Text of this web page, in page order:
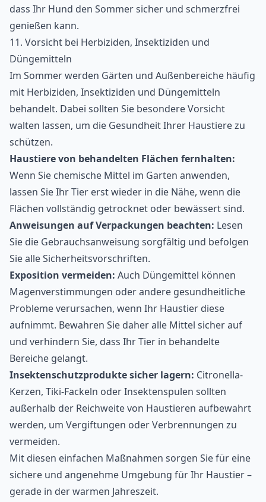
dass Ihr Hund den Sommer sicher und schmerzfrei
genießen kann.
11. Vorsicht bei Herbiziden, Insektiziden und
Düngemitteln
Im Sommer werden Gärten und Außenbereiche häufig
mit Herbiziden, Insektiziden und Düngemitteln
behandelt. Dabei sollten Sie besondere Vorsicht
walten lassen, um die Gesundheit Ihrer Haustiere zu
schützen.
Haustiere von behandelten Flächen fernhalten:
Wenn Sie chemische Mittel im Garten anwenden,
lassen Sie Ihr Tier erst wieder in die Nähe, wenn die
Flächen vollständig getrocknet oder bewässert sind.
Anweisungen auf Verpackungen beachten: Lesen
Sie die Gebrauchsanweisung sorgfältig und befolgen
Sie alle Sicherheitsvorschriften.
Exposition vermeiden: Auch Düngemittel können
Magenverstimmungen oder andere gesundheitliche
Probleme verursachen, wenn Ihr Haustier diese
aufnimmt. Bewahren Sie daher alle Mittel sicher auf
und verhindern Sie, dass Ihr Tier in behandelte
Bereiche gelangt.
Insektenschutzprodukte sicher lagern: Citronella-
Kerzen, Tiki-Fackeln oder Insektenspulen sollten
außerhalb der Reichweite von Haustieren aufbewahrt
werden, um Vergiftungen oder Verbrennungen zu
vermeiden.
Mit diesen einfachen Maßnahmen sorgen Sie für eine
sichere und angenehme Umgebung für Ihr Haustier –
gerade in der warmen Jahreszeit.